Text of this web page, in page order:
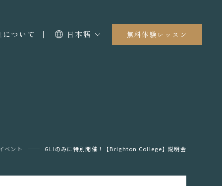
ついて 日本語 無料体験レッスン
ベント GLIのみに特別開催！【Brighton College】説明会